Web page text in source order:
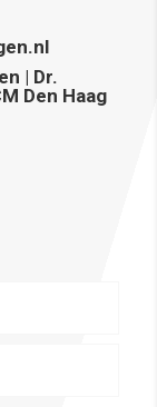
| Dr.
Den Haag